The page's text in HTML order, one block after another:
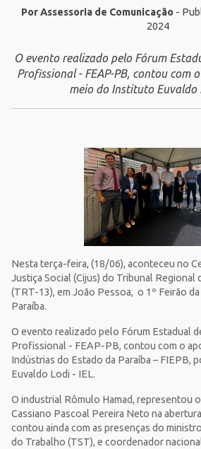
Por Assessoria de Comunicação -
2024
O evento realizado pelo Fórum
Profissional - FEAP-PB, contou com
meio do Instituto Euvaldo
Nesta terça-feira, (18/06), aconteceu no
Justiça Social (Cijus) do Tribunal Regional
(TRT-13), em João Pessoa, o 1º Feirão
Paraíba.
O evento realizado pelo Fórum Estadual
Profissional - FEAP-PB, contou com o
Indústrias do Estado da Paraíba – FIEPB,
Euvaldo Lodi - IEL.
O industrial Rômulo Hamad, representou
Cassiano Pascoal Pereira Neto na
contou ainda com as presenças do
do Trabalho (TST), e coordenador